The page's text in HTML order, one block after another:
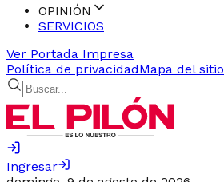
OPINIÓN
SERVICIOS
Ver Portada Impresa
Política de privacidadMapa del sitio
Ingresar